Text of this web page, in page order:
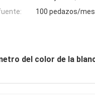
100 pedazos/mes
del color de la